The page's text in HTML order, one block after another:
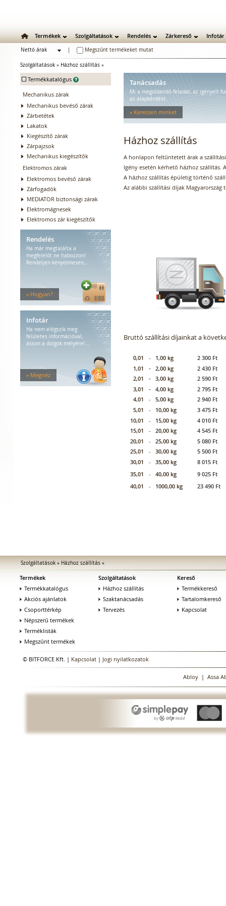
Termékek Szolgáltatások Rendelés Zárkereső Infotár
Nettó árak
Megszűnt termékeket mutat
Szolgáltatások » Házhoz szállítás »
- Termékkatalógus
Mechanikus zárak
Mechanikus bevéső zárak
Zárbetétek
Lakatok
Kiegészítő zárak
Zárpajzsok
Mechanikus kiegészítők
Elektromos zárak
Elektromos bevéső zárak
Zárfogadók
MEDIATOR biztonsági zárak
Elektromágnesek
Elektromos zár kiegészítők
Rendelés
Ha már megtalálta a
megfelelőt ne habozzon!
Rendeljen kényelmesen,...
» Hogyan?
Infotár
Ha nem elégszik meg
felületes információval,
ásson a dolgok mélyére!...
» Megnéz
Tanácsadás
Mi a megoldandó feladat, az igényelt
az alapkérdést.
» Keressen minket
Házhoz szállítás
A honlapon feltűntetett árak a
Igény esetén kérhető házhoz szállítás.
A házhoz szállítás épületig történő
Az alábbi szállítási díjak Magyarország
Bruttó szállítási díjainkat a
0,01 - 1,00 kg
2 300 Ft
1,01
- 2,00 kg
2 430 Ft
2,01
- 3,00 kg
2 590 Ft
3,01
- 4,00 kg
2 795 Ft
4,01
- 5,00 kg
2 940 Ft
5,01
- 10,00 kg
3 475 Ft
10,01
- 15,00 kg
4 010 Ft
15,01
- 20,00 kg
4 545 Ft
20,01
- 25,00 kg
5 080 Ft
25,01
- 30,00 kg
5 500 Ft
30,01
- 35,00 kg
8 015 Ft
35,01
- 40,00 kg
9 025 Ft
40,01
- 1000,00 kg 23 490 Ft
Szolgáltatások» Házhoz szállítás»
Termékek
Termékkatalógus
Akciós ajánlatok
Csoporttérkép
Népszerű termékek
Terméklisták
Megszűnt termékek
Szolgáltatások
Házhoz szállítás
Szaktanácsadás
Tervezés
Kereső
Termékkereső
Tartalomkereső
Kapcsolat
© BITFORCE Kft. | Kapcsolat | Jogi nyilatkozatok
Abloy| Assa